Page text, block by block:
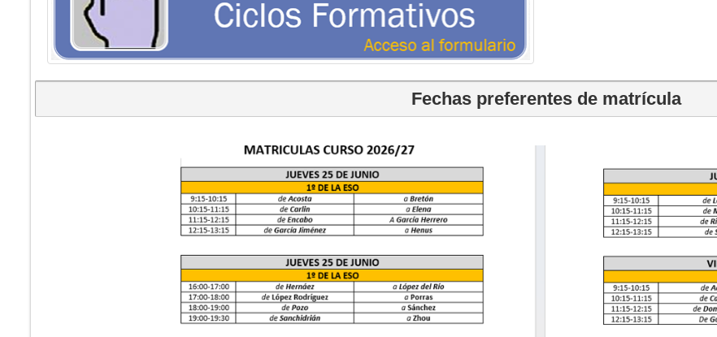
Fechas preferentes de matrícula